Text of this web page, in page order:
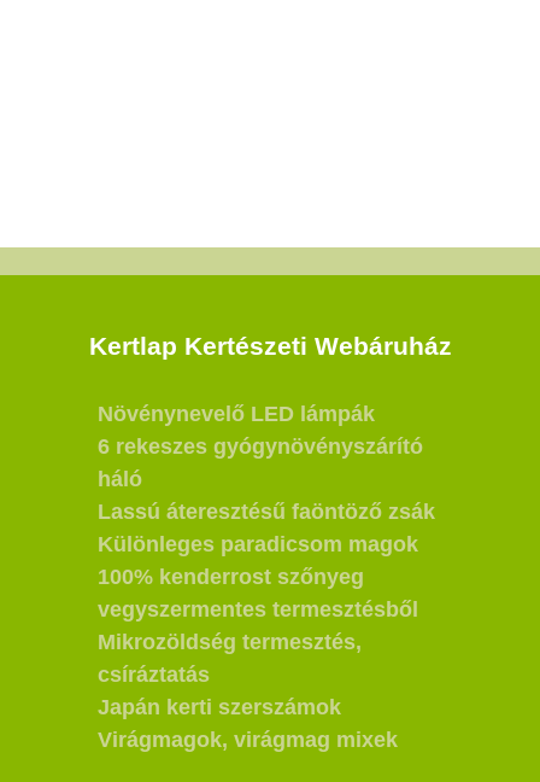
Kertlap Kertészeti Webáruház
Növénynevelő LED lámpák
6 rekeszes gyógynövényszárító
háló
Lassú áteresztésű faöntöző zsák
Különleges paradicsom magok
100% kenderrost szőnyeg
vegyszermentes termesztésből
Mikrozöldség termesztés,
csíráztatás
Japán kerti szerszámok
Virágmagok, virágmag mixek